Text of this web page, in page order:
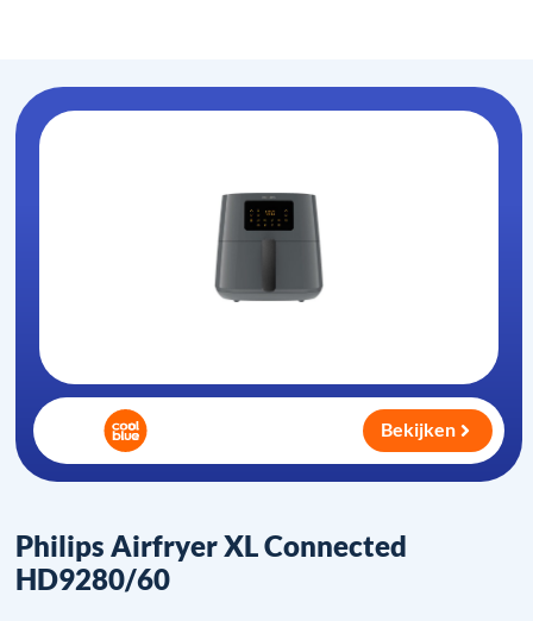
Philips Airfryer XL Connected
HD9280/60
Bekijken